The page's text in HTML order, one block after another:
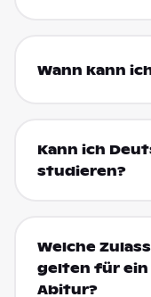
Wann kann
Kann ich
studieren?
Welche
gelten für ein
Abitur?